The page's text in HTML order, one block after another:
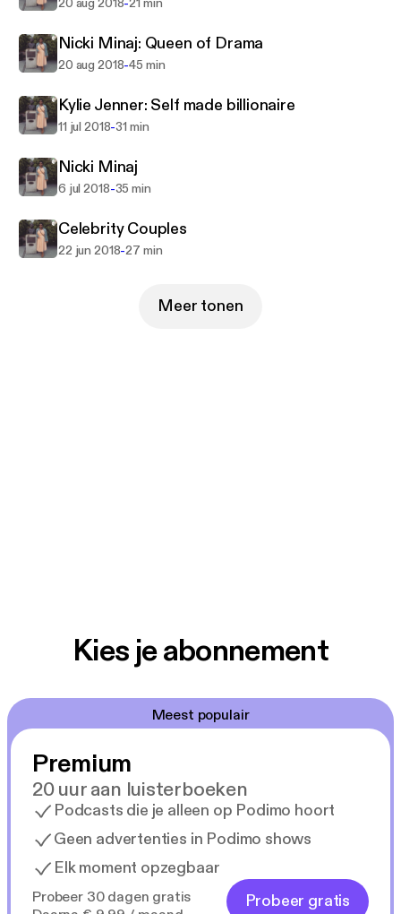
20 aug 2018-21 min
Nicki Minaj: Queen of Drama
20 aug 2018-45 min
Kylie Jenner: Self made billionaire
11 jul 2018-31 min
Nicki Minaj
6 jul 2018-35 min
Celebrity Couples
22 jun 2018-27 min
Meer tonen
Kies je abonnement
Meest populair
Premium
20 uur aan luisterboeken
Podcasts die je alleen op Podimo hoort
Geen advertenties in Podimo shows
Elk moment opzegbaar
Probeer 30 dagen gratis
Probeer gratis